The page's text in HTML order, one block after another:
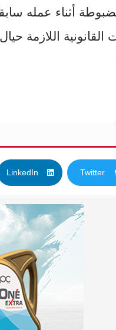
أثناء عمله
القانونية اللازمة
Twitter
LinkedIn